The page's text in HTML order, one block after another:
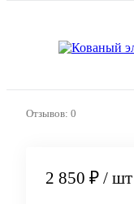
Отзывов: 0
2 850 ₽ / шт